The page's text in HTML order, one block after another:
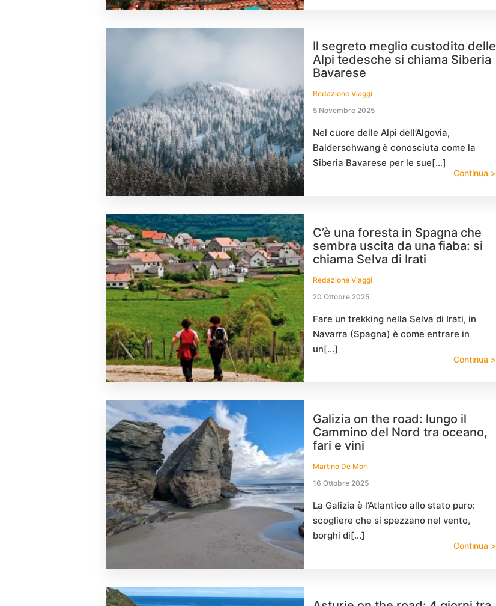
Il segreto meglio custodito delle
Alpi tedesche si chiama Siberia
Bavarese
Redazione Viaggi
5 Novembre 2025
Nel cuore delle Alpi dell’Algovia,
Balderschwang è conosciuta come la
Siberia Bavarese per le sue[…]
Continua >
C’è una foresta in Spagna che
sembra uscita da una fiaba: si
chiama Selva di Irati
Redazione Viaggi
20 Ottobre 2025
Fare un trekking nella Selva di Irati, in
Navarra (Spagna) è come entrare in
un[…]
Continua >
Galizia on the road: lungo il
Cammino del Nord tra oceano,
fari e vini
Martino De Mori
16 Ottobre 2025
La Galizia è l’Atlantico allo stato puro:
scogliere che si spezzano nel vento,
borghi di[…]
Continua >